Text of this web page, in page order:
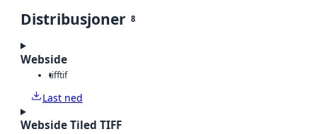
Distribusjoner 8
Webside
tifftif
Last ned
Webside Tiled TIFF